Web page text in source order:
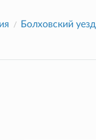
Болховский уезд